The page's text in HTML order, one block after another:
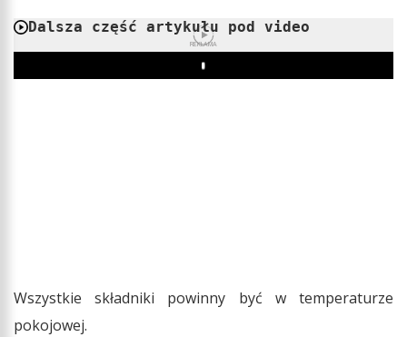
Dalsza część artykułu pod video
REKLAMA
Play
Wszystkie składniki powinny być w temperaturze
pokojowej.